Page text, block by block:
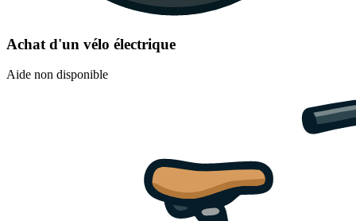
Achat d'un vélo électrique
Aide non disponible